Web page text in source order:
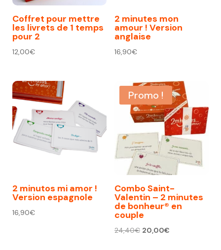
Coffret pour mettre
les livrets de 1 temps
pour 2
12,00€
2 minutes mon
amour ! Version
anglaise
16,90€
2 minutos mi amor !
Version espagnole
16,90€
Promo !
Combo Saint-
Valentin – 2 minutes
de bonheur® en
couple
24,40€ Le
20,00€Le